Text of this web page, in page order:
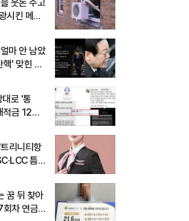
웃돈 주고
시킨 메이
마 안 남았
핵' 맞힌 무
대로 '통
적금 12%
리니티항
틈
꿈 뒤 찾아
차 연금